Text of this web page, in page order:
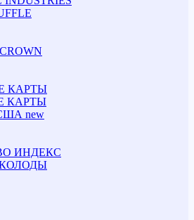
КАРТЫ
КАРТЫ
new
ИНДЕКС
КОЛОДЫ